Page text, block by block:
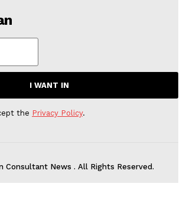
I WANT IN
the Privacy Policy.
Consultant News . All Rights Reserved.